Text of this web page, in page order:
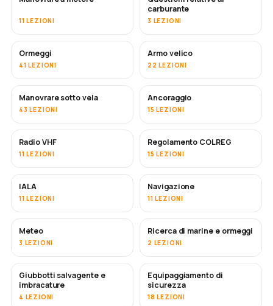
11 LEZIONI
carburante
3 LEZIONI
Ormeggi
41 LEZIONI
Armo velico
22 LEZIONI
Manovrare sotto vela
43 LEZIONI
Ancoraggio
15 LEZIONI
Radio VHF
11 LEZIONI
Regolamento COLREG
15 LEZIONI
IALA
11 LEZIONI
Navigazione
11 LEZIONI
Meteo
3 LEZIONI
Ricerca di marine e ormeggi
2 LEZIONI
Giubbotti salvagente e
imbracature
4 LEZIONI
Equipaggiamento di
sicurezza
18 LEZIONI